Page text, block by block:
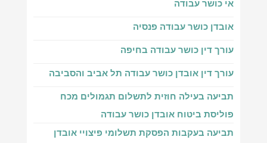
אי כושר עבודה
אובדן כושר עבודה פנסיה
עורך דין כושר עבודה בחיפה
עורך דין אובדן כושר עבודה תל אביב והסביבה
תביעה בעילה חוזית לתשלום תגמולים מכח
פוליסת ביטוח אובדן כושר עבודה
תביעה בעקבות הפסקת תשלומי פיצויי אובדן